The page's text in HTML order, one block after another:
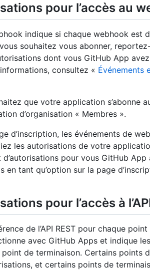
pour l’accès au
indique si chaque webhook est
souhaitez vous abonner,
dont vous GitHub App
consultez « Événements
que votre application s’abonne
d’organisation « Membres ».
d’inscription, les événements de
les autorisations de votre
pour vous GitHub App
en tant qu’option sur la page
pour l’accès à
de l’API REST pour chaque
avec GitHub Apps et indique
point de terminaison. Certains points
et certains points de